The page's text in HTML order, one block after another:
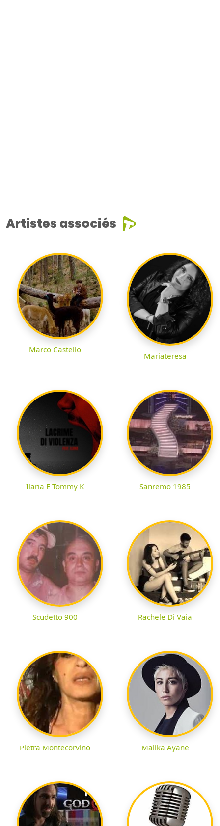
Artistes associés
Marco Castello
Mariateresa
Ilaria E Tommy K Sanremo 1985
Scudetto 900 Rachele Di Vaia
Pietra Montecorvino Malika Ayane